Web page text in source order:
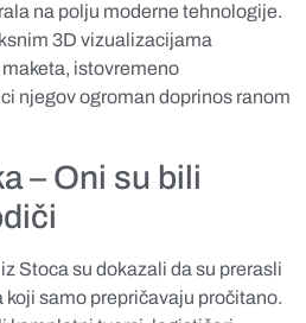
na polju moderne tehnologije.
3D vizualizacijama
istovremeno
njegov ogroman doprinos ranom
– Oni su bili
Stoca su dokazali da su prerasli
samo prepričavaju pročitano.